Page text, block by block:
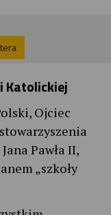
Katolickiej
Ojciec
Pawła II,
„szkoły